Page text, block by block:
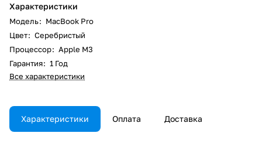
Характеристики
Модель: MacBook Pro
Цвет: Серебристый
Процессор: Apple M3
Гарантия: 1 Год
Все характеристики
Характеристики Оплата Доставка